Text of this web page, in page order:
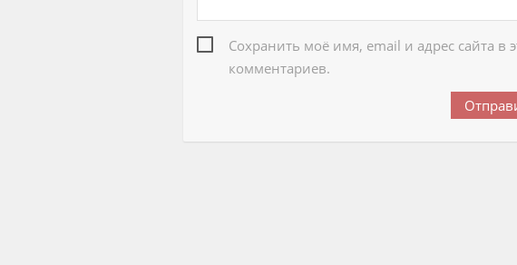
Сохранить моё имя, email и адрес сайта
комментариев.